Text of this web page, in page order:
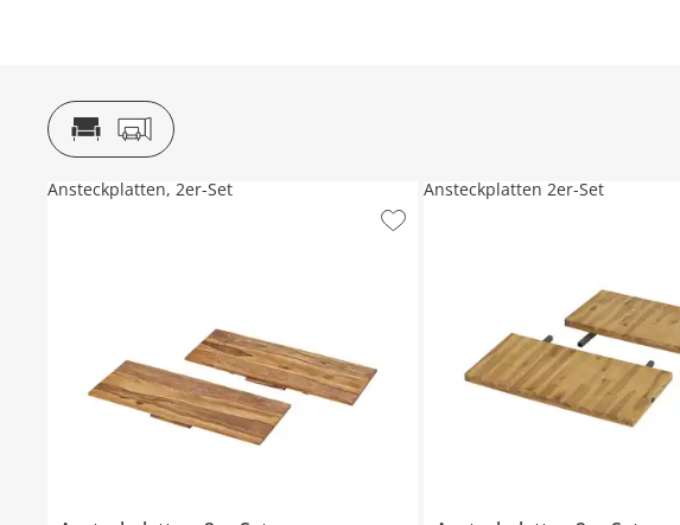
Ansteckplatten, 2er-Set Ansteckplatten 2er-Set